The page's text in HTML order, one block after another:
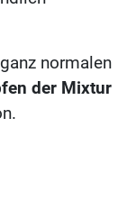
normalen
der Mixtur